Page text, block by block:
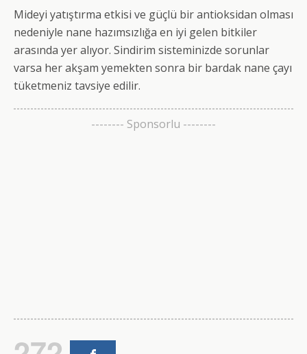
Mideyi yatıştırma etkisi ve güçlü bir antioksidan olması
nedeniyle nane hazımsızlığa en iyi gelen bitkiler
arasında yer alıyor. Sindirim sisteminizde sorunlar
varsa her akşam yemekten sonra bir bardak nane çayı
tüketmeniz tavsiye edilir.
-------- Sponsorlu --------